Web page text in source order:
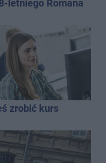
letniego Romana
zrobić kurs